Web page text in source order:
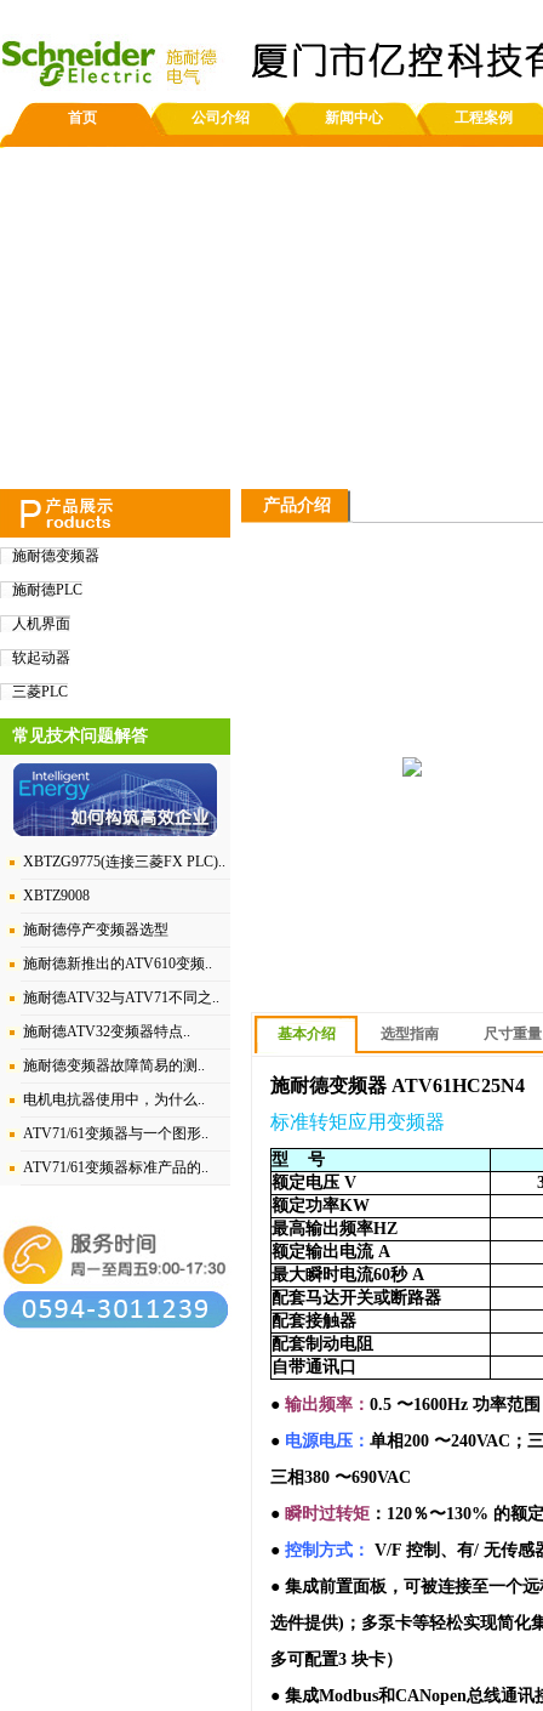
首页 公司介绍 新闻中心 工程案例
施耐德变频器
施耐德PLC
人机界面
软起动器
三菱PLC
常见技术问题解答
XBTZG9775(连接三菱FX PLC)..
XBTZ9008
施耐德停产变频器选型
施耐德新推出的ATV610变频..
施耐德ATV32与ATV71不同之..
施耐德ATV32变频器特点..
施耐德变频器故障简易的测..
电机电抗器使用中，为什么..
ATV71/61变频器与一个图形..
ATV71/61变频器标准产品的..
产品介绍
基本介绍 选型指南 尺寸重量
施耐德变频器 ATV61HC25N4
标准转矩应用变频器
型
号
额定电压 V
额定功率KW
最高输出频率HZ
额定输出电流A
最大瞬时电流60秒A
配套马达开关或断路器
配套接触器
配套制动电阻
自带通讯口
● 输出频率： 0.5 〜1600Hz 功率范
● 电源电压： 单相200 〜240VAC ；
三相380 〜690VAC
● 瞬时过转矩 ： 120％〜130% 的额
● 控制方式： V/F 控制、有/ 无传感
● 集成前置面板，可被连接至一个
选件提供) ；多泵卡等轻松实现简化
多可配置3块卡）
● 集成Modbus和CANopen总线通讯